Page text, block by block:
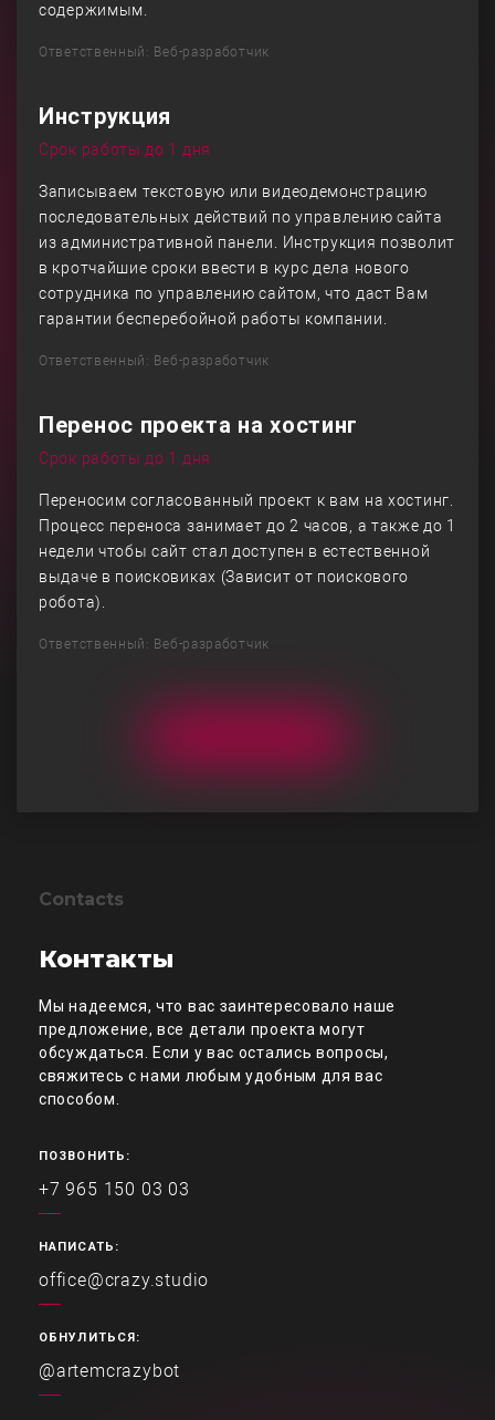
содержимым.
Ответственный: Веб-разработчик
Инструкция
Срок работы до 1 дня
Записываем текстовую или видеодемонстрацию
последовательных действий по управлению сайта
из административной панели. Инструкция позволит
в кротчайшие сроки ввести в курс дела нового
сотрудника по управлению сайтом, что даст Вам
гарантии бесперебойной работы компании.
Ответственный: Веб-разработчик
Перенос проекта на хостинг
Срок работы до 1 дня
Переносим согласованный проект к вам на хостинг.
Процесс переноса занимает до 2 часов, а также до 1
недели чтобы сайт стал доступен в естественной
выдаче в поисковиках (Зависит от поискового
робота).
Ответственный: Веб-разработчик
Contacts
Контакты
Мы надеемся, что вас заинтересовало наше
предложение, все детали проекта могут
обсуждаться. Если у вас остались вопросы,
свяжитесь с нами любым удобным для вас
способом.
ПОЗВОНИТЬ:
+7 965 150 03 03
НАПИСАТЬ:
office@crazy.studio
ОБНУЛИТЬСЯ:
@artemcrazybot